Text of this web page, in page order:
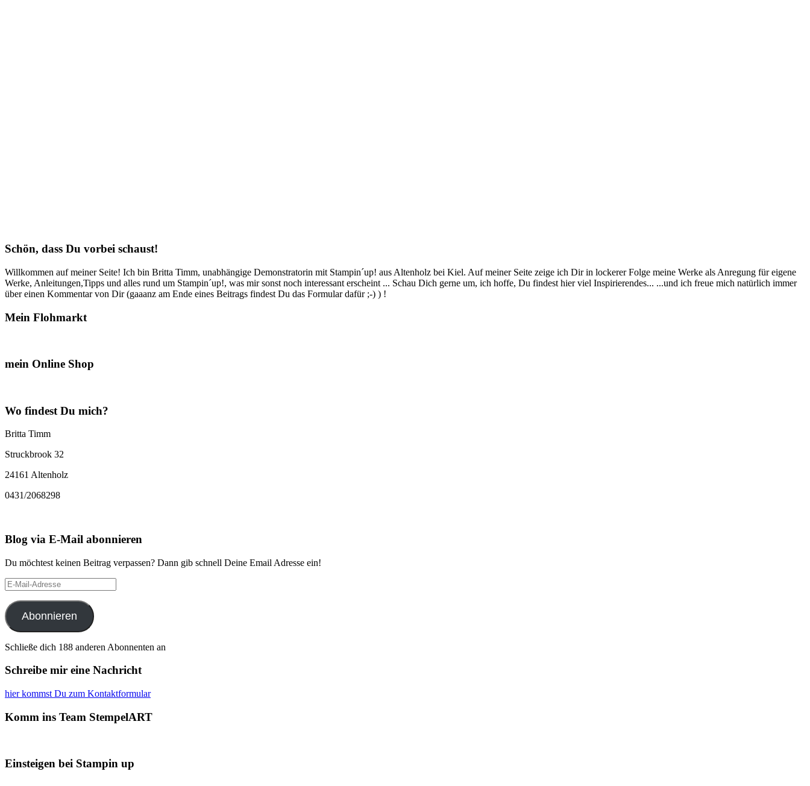
Schön, dass Du vorbei schaust!
Willkommen auf meiner Seite! Ich bin Britta Timm, unabhängige Demonstratorin mit Stampin´up! aus Altenholz bei Kiel. Auf meiner Seite zeige ich Dir in lockerer Folge meine Werke als Anregung für eigene
Werke, Anleitungen,Tipps und alles rund um Stampin´up!, was mir sonst noch interessant erscheint ... Schau Dich gerne um, ich hoffe, Du findest hier viel Inspirierendes... ...und ich freue mich natürlich immer
über einen Kommentar von Dir (gaaanz am Ende eines Beitrags findest Du das Formular dafür ;-) ) !
Mein Flohmarkt
mein Online Shop
Wo findest Du mich?
Britta Timm
Struckbrook 32
24161 Altenholz
0431/2068298
Blog via E-Mail abonnieren
Du möchtest keinen Beitrag verpassen? Dann gib schnell Deine Email Adresse ein!
E-
Mail-
Adresse
Abonnieren
Schließe dich 188 anderen Abonnenten an
Schreibe mir eine Nachricht
hier kommst Du zum Kontaktformular
Komm ins Team StempelART
Einsteigen bei Stampin up